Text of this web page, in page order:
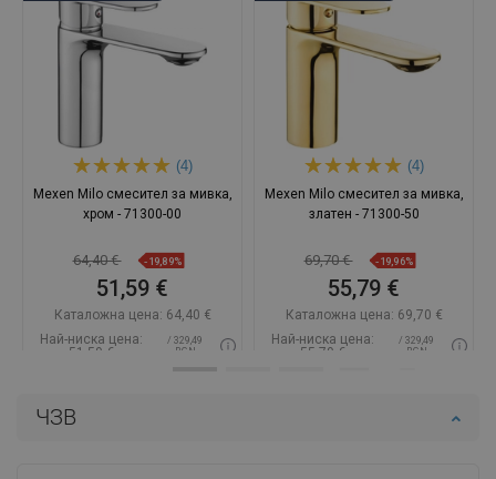
ЧЗВ
(4)
Mexen Milo смесител за мивка,
хром - 71300-00
64,40 € -19,89%
51,59 €
Каталожна цена: 64,40 €
Най-ниска цена:
51,59 €
/ 329,49
BGN
Добави в количката
(4)
Mexen Milo смесител за мивка,
златен - 71300-50
69,70 € -19,96%
55,79 €
Каталожна цена: 69,70 €
Най-ниска цена:
55,79 €
/ 329,49
BGN
Добави в количката